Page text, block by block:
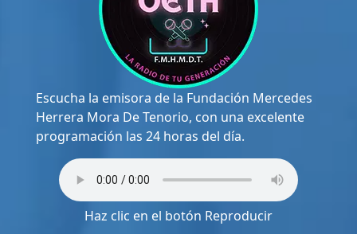
Escucha la emisora de la Fundación Mercedes
Herrera Mora De Tenorio, con una excelente
programación las 24 horas del día.
Haz clic en el botón Reproducir